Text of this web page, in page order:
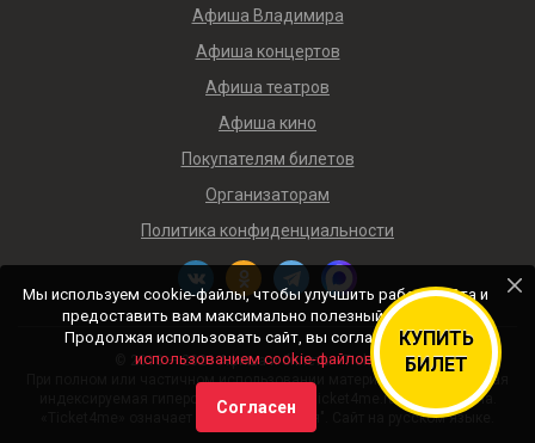
КУПИТЬ
БИЛЕТ
Афиша Владимира
Афиша концертов
Афиша театров
Афиша кино
Покупателям билетов
Организаторам
Политика конфиденциальности
© 2018 — 2026 Афиша и билеты «Ticket4me»
При полном или частичном использовании материалов сайта прямая
индексируемая гиперссылка на https://ticket4me.ru/ обязательна.
«Ticket4me» означает "Билеты для меня". Сайт на русском языке.
Мы используем cookie-файлы, чтобы улучшить работу сайта и
предоставить вам максимально полезный контент.
Продолжая использовать сайт, вы соглашаетесь с
использованием cookie-файлов.
Согласен